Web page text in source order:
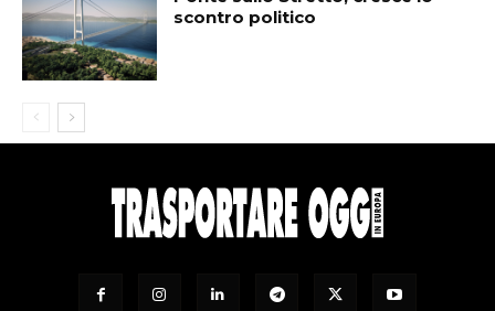
scontro politico